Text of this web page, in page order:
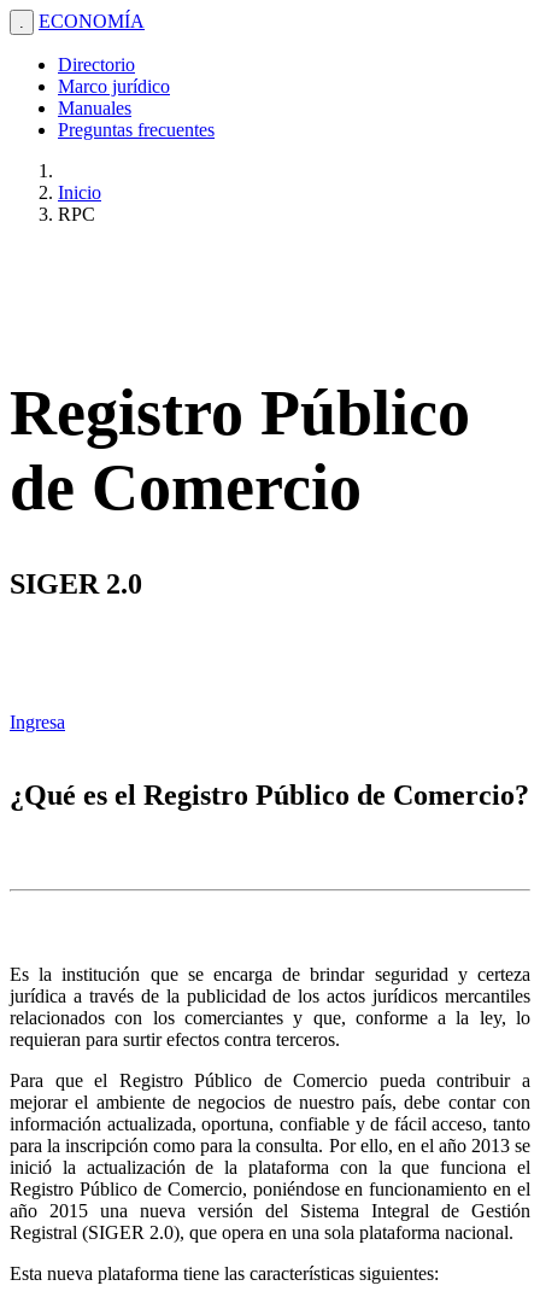
. ECONOMÍA
Directorio
Marco jurídico
Manuales
Preguntas frecuentes
Inicio
RPC
Registro Público
de Comercio
SIGER 2.0
Ingresa
¿Qué es el Registro Público de Comercio?
Es la institución que se encarga de brindar seguridad y certeza
jurídica a través de la publicidad de los actos jurídicos mercantiles
relacionados con los comerciantes y que, conforme a la ley, lo
requieran para surtir efectos contra terceros.
Para que el Registro Público de Comercio pueda contribuir a
mejorar el ambiente de negocios de nuestro país, debe contar con
información actualizada, oportuna, confiable y de fácil acceso, tanto
para la inscripción como para la consulta. Por ello, en el año 2013 se
inició la actualización de la plataforma con la que funciona el
Registro Público de Comercio, poniéndose en funcionamiento en el
año 2015 una nueva versión del Sistema Integral de Gestión
Registral (SIGER 2.0), que opera en una sola plataforma nacional.
Esta nueva plataforma tiene las características siguientes: